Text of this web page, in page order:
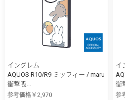
イングレム
AQUOS R10/R9 ミッフィー / maru
衝撃吸...
参考価格￥2,970
イ
衝
参